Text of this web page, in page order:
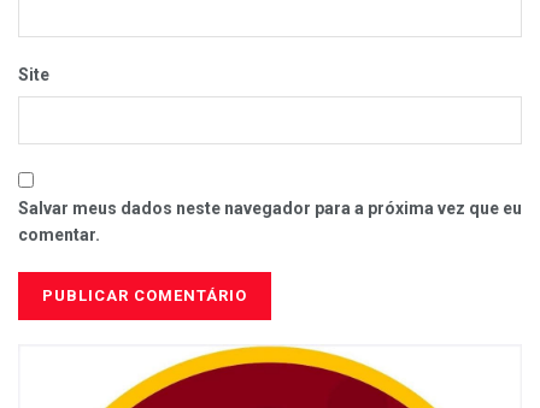
Site
Salvar meus dados neste navegador para a próxima vez que eu
comentar.